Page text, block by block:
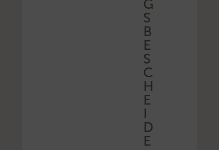
G
S
B
E
S
C
H
E
I
D
E